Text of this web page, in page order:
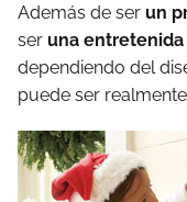
Además de ser un
ser una
dependiendo del
puede ser